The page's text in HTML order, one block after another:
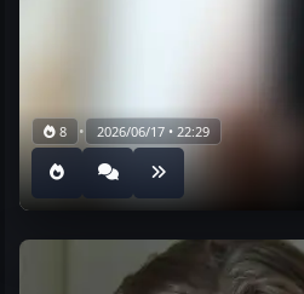
8 • 2026/06/17 • 22:29